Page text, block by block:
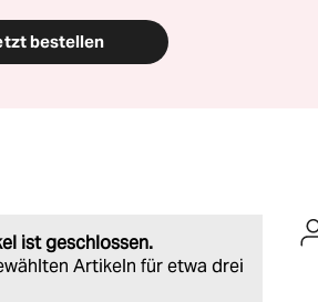
bestellen
ist geschlossen.
Artikeln für etwa drei